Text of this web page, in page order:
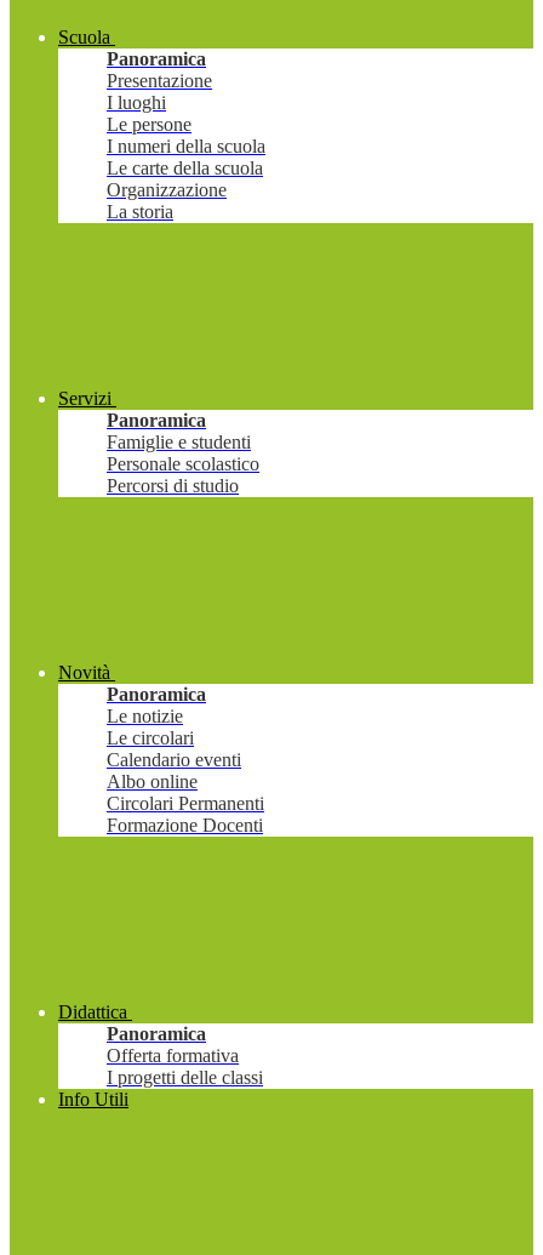
Scuola
Panoramica
Presentazione
I luoghi
Le persone
I numeri della scuola
Le carte della scuola
Organizzazione
La storia
Servizi
Panoramica
Famiglie e studenti
Personale scolastico
Percorsi di studio
Novità
Panoramica
Le notizie
Le circolari
Calendario eventi
Albo online
Circolari Permanenti
Formazione Docenti
Didattica
Panoramica
Offerta formativa
I progetti delle classi
Info Utili